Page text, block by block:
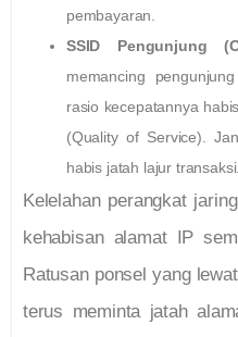
pembayaran.
SSID Pengunjung
memancing
rasio kecepatannya
(Quality of Service).
habis jatah lajur transaksi.
Kelelahan perangkat
kehabisan alamat IP
Ratusan ponsel yang
terus meminta jatah